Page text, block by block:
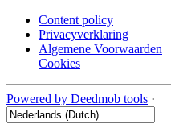
Content policy
Privacyverklaring
Algemene Voorwaarden
Cookies
Powered by Deedmob tools ·